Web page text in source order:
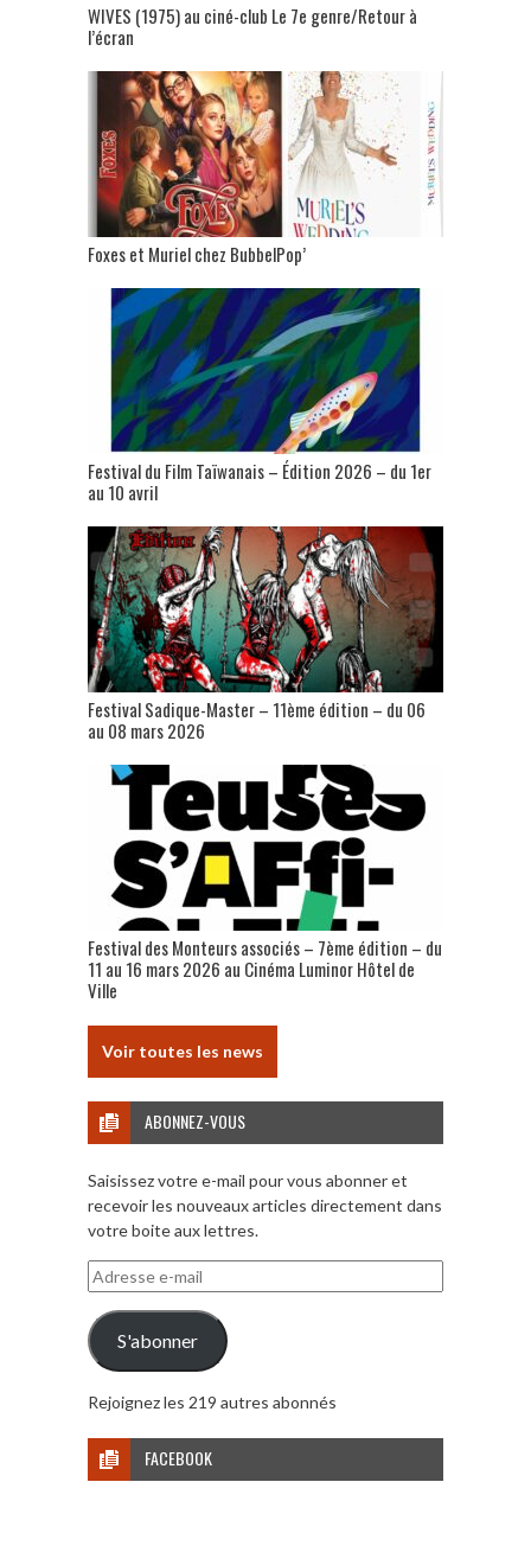
WIVES (1975) au ciné-club Le 7e genre/Retour à
l’écran
Foxes et Muriel chez BubbelPop’
Festival du Film Taïwanais – Édition 2026 – du 1er
au 10 avril
Festival Sadique-Master – 11ème édition – du 06
au 08 mars 2026
Festival des Monteurs associés – 7ème édition – du
11 au 16 mars 2026 au Cinéma Luminor Hôtel de
Ville
Voir toutes les news
ABONNEZ-VOUS
Saisissez votre e-mail pour vous abonner et
recevoir les nouveaux articles directement dans
votre boite aux lettres.
Adresse
e-
mail
S'abonner
Rejoignez les 219 autres abonnés
FACEBOOK